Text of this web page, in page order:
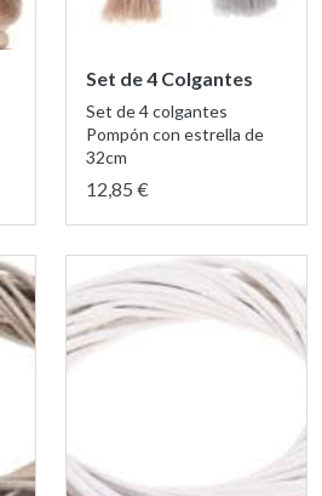
Set de 4 Colgantes
Set de 4 colgantes
Pompón con estrella de
32cm
12,85 €